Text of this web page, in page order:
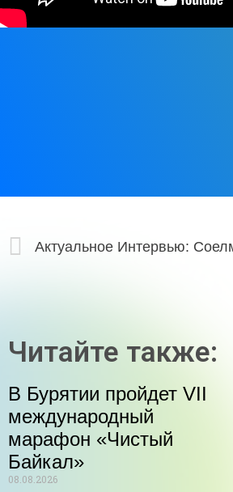
Актуальное Интервью:
Читайте также:
В Бурятии пройдет VII
международный
марафон «Чистый
Байкал»
08.08.2026